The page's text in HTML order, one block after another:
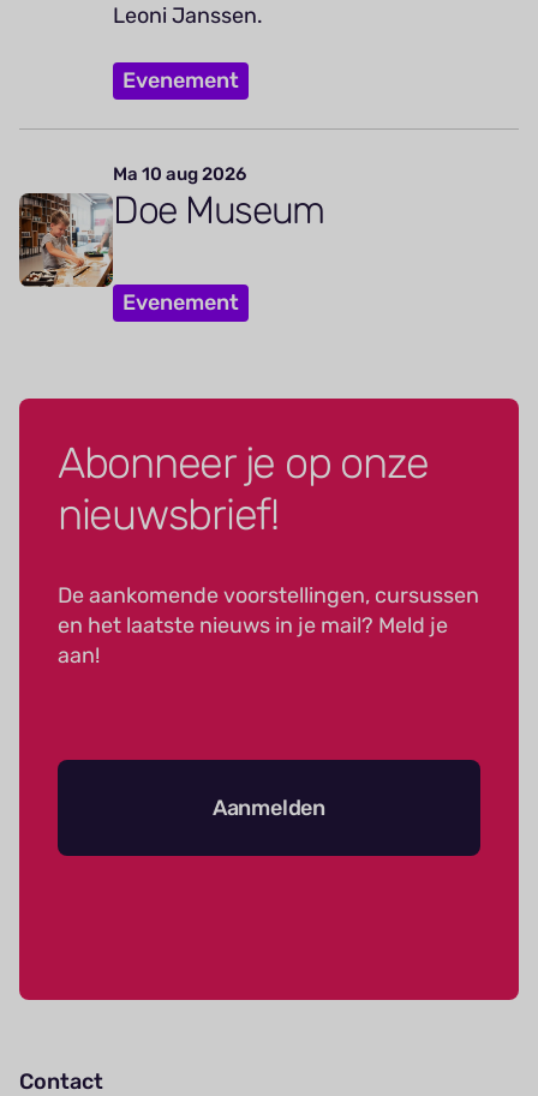
Leoni Janssen.
Evenement
Ma 10 aug 2026
Doe Museum
Evenement
Abonneer je op onze
nieuwsbrief!
De aankomende voorstellingen, cursussen
en het laatste nieuws in je mail? Meld je
aan!
Aanmelden
Contact